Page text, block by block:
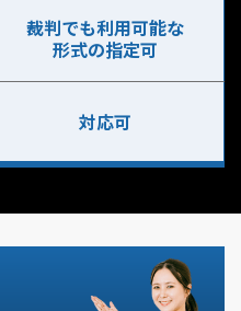
裁判でも利用可能な
形式の指定可
対応可